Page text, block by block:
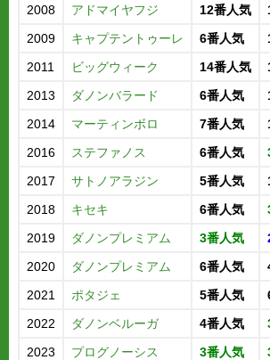
2008
アドマイヤフジ 12番人気
2009
キャプテントゥーレ 6番人気
2011
ビッグウィーク 14番人気
2013
ダノンバラード 6番人気
2014
マーティンボロ 7番人気
2016
ステファノス 6番人気
2017
サトノアラジン 5番人気
2018
キセキ 6番人気
2019
ダノンプレミアム 3番人気
2020
ダノンプレミアム 6番人気
2021
ポタジェ 5番人気
2022
ダノンベルーガ 4番人気
2023
プログノーシス 3番人気